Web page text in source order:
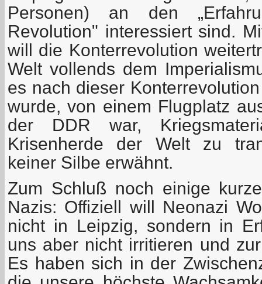
Personen) an den
Revolution" interessiert sind.
will die Konterrevolution
Welt vollends dem
es nach dieser
wurde, von einem Flugplatz
der DDR war,
Krisenherde der Welt zu
keiner Silbe erwähnt.
Zum Schluß noch einige
Nazis: Offiziell will Neonazi
nicht in Leipzig, sondern in
uns aber nicht irritieren und
Es haben sich in der